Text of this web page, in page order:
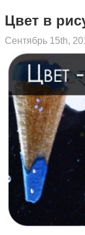
Цвет в
Сентябрь 15th,